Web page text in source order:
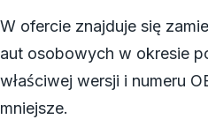
W ofercie znajduje się
aut osobowych w okresie
właściwej wersji i numeru
mniejsze.